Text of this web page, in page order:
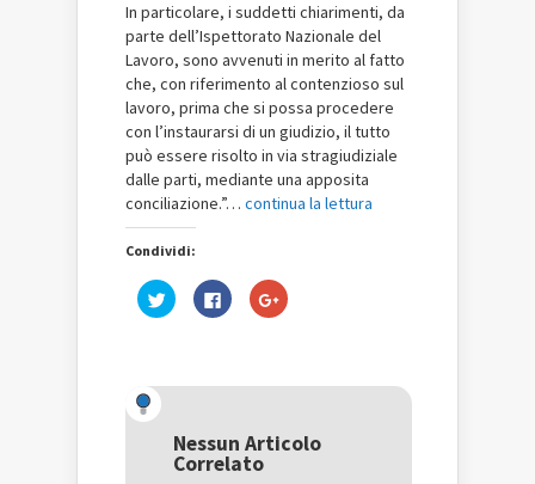
In particolare, i suddetti chiarimenti, da
parte dell’Ispettorato Nazionale del
Lavoro, sono avvenuti in merito al fatto
che, con riferimento al contenzioso sul
lavoro, prima che si possa procedere
con l’instaurarsi di un giudizio, il tutto
può essere risolto in via stragiudiziale
dalle parti, mediante una apposita
conciliazione.”… continua la lettura
Condividi:
Fai
clic
Twitter
una
nuova
finestra)
Fai
clic
(Si
nuova
finestra)
Fai
clic
Google+
una
nuova
Nessun Articolo
Correlato